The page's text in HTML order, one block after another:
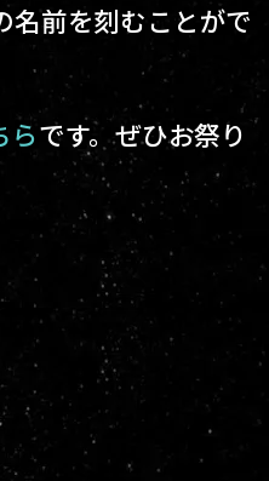
名前を刻むことがで
らです。ぜひお祭り